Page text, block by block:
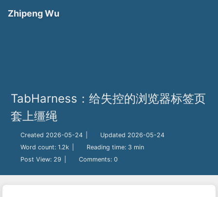
Zhipeng Wu
TabHarness：给失控的浏览器标签页
套上缰绳
Created 2026-05-24
Updated 2026-05-24
Word count: 1.2k
Reading time: 3 min
Post View: 29 Comments: 0